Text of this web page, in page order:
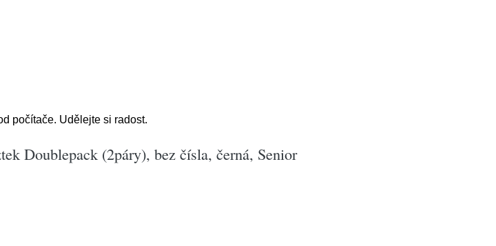
počítače. Udělejte si radost.
Doublepack (2páry), bez čísla, černá, Senior